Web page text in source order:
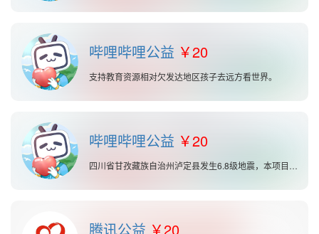
哔哩哔哩公益 20
支持教育资源相对欠发达地区孩子去远方看世界。
哔哩哔哩公益 20
四川省甘孜藏族自治州泸定县发生6.8级地震，本项目计划为受灾社区和人群提供所需的援助。
腾讯公益 20